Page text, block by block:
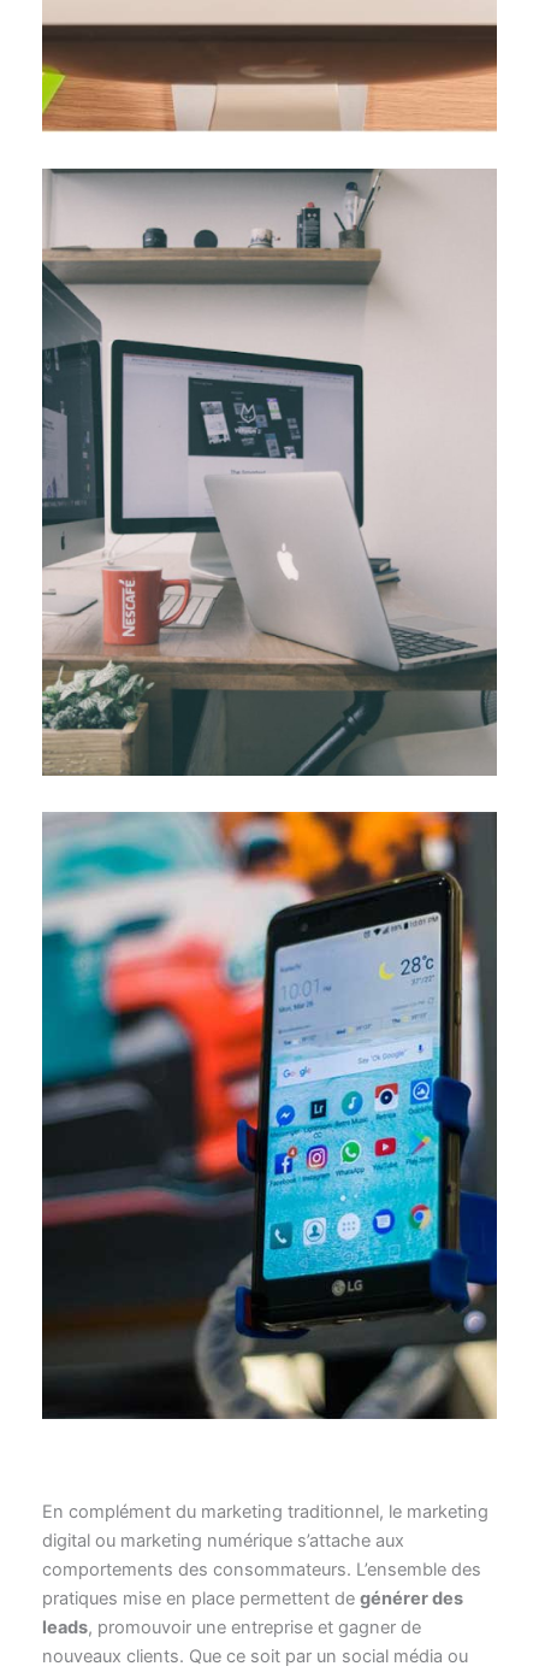
Qu’est-ce qu’un logiciel CMS et
pourquoi l’utiliser pour créer votre
site web ?
Créer un site web peut sembler complexe sans outils
appropriés. Vous avez peut-être essayé de coder ou de
comprendre des […]
Les outils de développement les
plus utiles pour le développement
web et mobile
Pour un développement web et mobile réussi, il est
indispensable d’utiliser des outils spécifiques et
efficaces qui vous permettent de […]
digital ou marketing numérique s’attache aux
comportements des consommateurs. L’ensemble des
pratiques mise en place permettent degénérer des
leads, promouvoir une entreprise et gagner de
nouveaux clients. Que ce soit par un social média ou
par des articles de blog ou autres, les retours sur